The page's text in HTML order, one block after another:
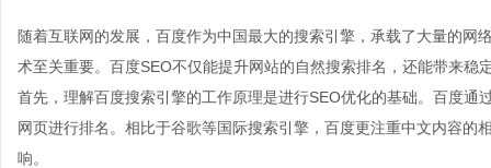
随着互联网的发展，百度作为中国最大的搜索引擎，承载了大量的
术至关重要。百度SEO不仅能提升网站的自然搜索排名，还能带来稳
首先，理解百度搜索引擎的工作原理是进行SEO优化的基础。百度
网页进行排名。相比于谷歌等国际搜索引擎，百度更注重中文内容
响。